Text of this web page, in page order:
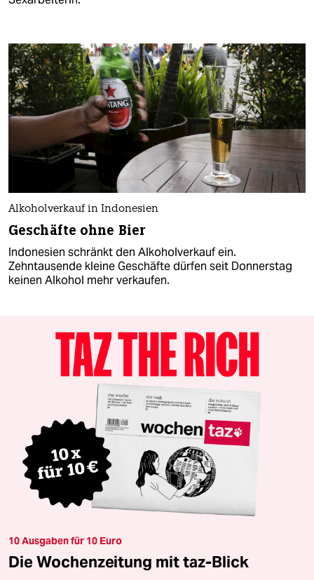
Alkoholverkauf in Indonesien
Geschäfte ohne Bier
Indonesien schränkt den Alkoholverkauf ein.
Zehntausende kleine Geschäfte dürfen seit Donnerstag
keinen Alkohol mehr verkaufen.
10 Ausgaben für 10 Euro
Die Wochenzeitung mit taz-Blick